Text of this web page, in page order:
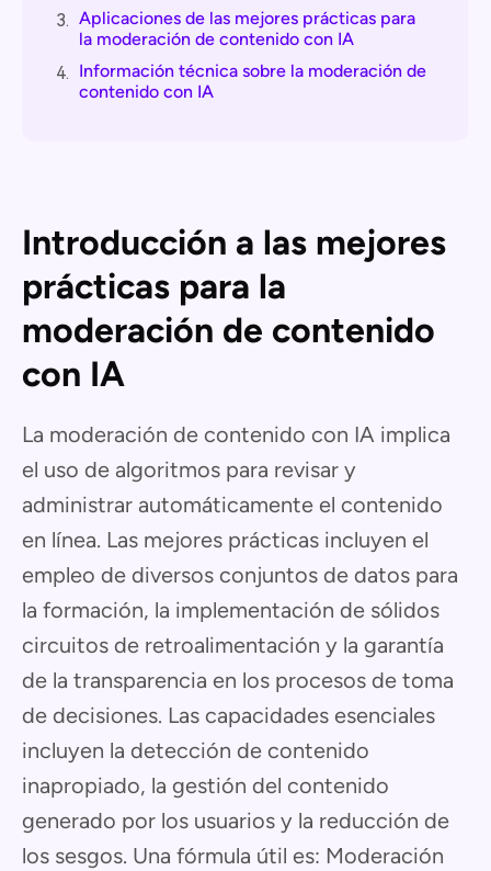
3. Aplicaciones de las mejores prácticas para
la moderación de contenido con IA
4. Información técnica sobre la moderación de
contenido con IA
Introducción a las mejores
prácticas para la
moderación de contenido
con IA
La moderación de contenido con IA implica
el uso de algoritmos para revisar y
administrar automáticamente el contenido
en línea. Las mejores prácticas incluyen el
empleo de diversos conjuntos de datos para
la formación, la implementación de sólidos
circuitos de retroalimentación y la garantía
de la transparencia en los procesos de toma
de decisiones. Las capacidades esenciales
incluyen la detección de contenido
inapropiado, la gestión del contenido
generado por los usuarios y la reducción de
los sesgos. Una fórmula útil es: Moderación